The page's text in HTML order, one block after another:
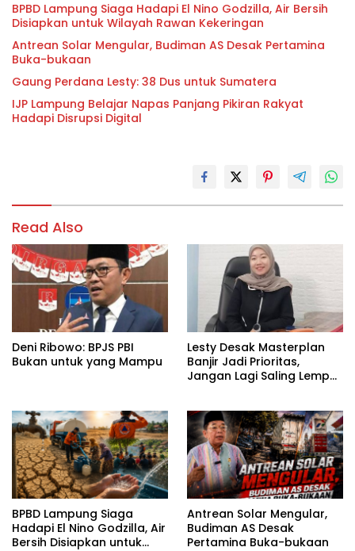
BPBD Lampung Siaga Hadapi El Nino Godzilla, Air Bersih
Disiapkan untuk Wilayah Rawan Kekeringan
Antrean Solar Mengular, Budiman AS Desak Pertamina
Buka-bukaan
Gaung Perdana Lesty: 38 Dus untuk Sumatera
IJP Lampung Belajar Napas Panjang Pikiran Rakyat
Hadapi Disrupsi Digital
Read Also
Deni Ribowo: BPJS PBI
Bukan untuk yang Mampu
Lesty Desak Masterplan
Banjir Jadi Prioritas,
Jangan Lagi Saling Lempar
BPBD Lampung Siaga
Hadapi El Nino Godzilla, Air
Bersih Disiapkan untuk
Antrean Solar Mengular,
Budiman AS Desak
Pertamina Buka-bukaan